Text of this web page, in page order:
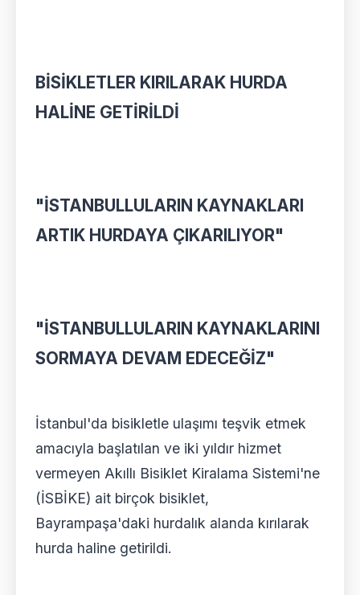
BİSİKLETLER KIRILARAK HURDA
HALİNE GETİRİLDİ
"İSTANBULLULARIN KAYNAKLARI
ARTIK HURDAYA ÇIKARILIYOR"
"İSTANBULLULARIN KAYNAKLARINI
SORMAYA DEVAM EDECEĞİZ"
İstanbul'da bisikletle ulaşımı teşvik etmek
amacıyla başlatılan ve iki yıldır hizmet
vermeyen Akıllı Bisiklet Kiralama Sistemi'ne
(İSBİKE) ait birçok bisiklet,
Bayrampaşa'daki hurdalık alanda kırılarak
hurda haline getirildi.